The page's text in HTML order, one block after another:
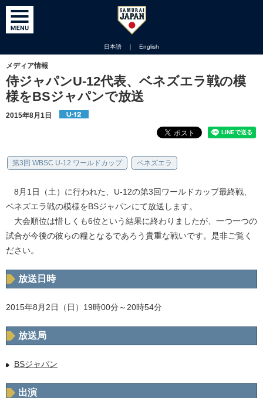
日本語 ｜ English
メディア情報
侍ジャパンU-12代表、ベネズエラ戦の模
様をBSジャパンで放送
2015年8月1日
第3回 WBSC U-12 ワールドカップ ベネズエラ
8月1日（土）に行われた、U-12の第3回ワールドカップ最終戦、
ベネズエラ戦の模様をBSジャパンにて放送します。
大会順位は惜しくも6位という結果に終わりましたが、一つ一つの
試合が今後の彼らの糧となるであろう貴重な戦いです。是非ご覧く
ださい。
放送日時
2015年8月2日（日）19時00分～20時54分
放送局
BSジャパン
出演